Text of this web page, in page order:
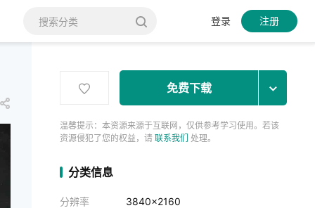
登录 注册
免费下载
温馨提示：本资源来源于互联网，仅供参考学习使用。若该
资源侵犯了您的权益，请联系我们 处理。
分类信息
分辨率
3840x2160